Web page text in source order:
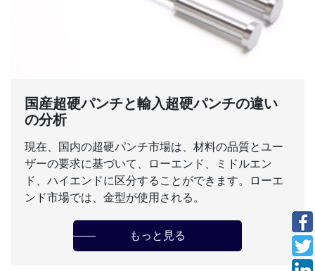
国産超硬パンチと輸入超硬パンチの違い
の分析
現在、国内の超硬パンチ市場は、材料の品質とユー
ザーの要求に基づいて、ローエンド、ミドルエン
ド、ハイエンドに区分することができます。ローエ
ンド市場では、金型が使用される。
もっと見る